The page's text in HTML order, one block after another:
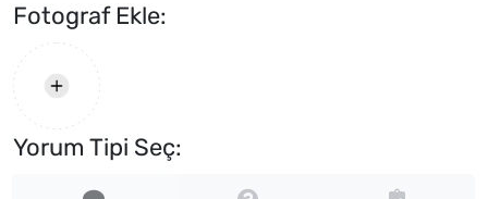
Fotograf Ekle:
Yorum Tipi Seç: